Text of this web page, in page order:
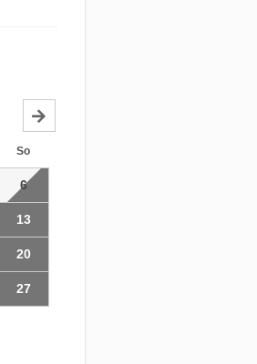
So
6
13
20
27